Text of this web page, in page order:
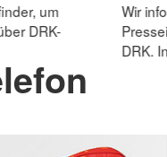
um
DRK-
Wir
DRK.